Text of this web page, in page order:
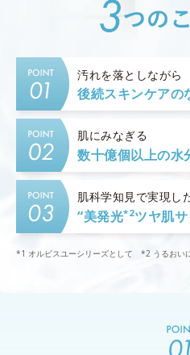
汚れを落としながら
後続スキンケアの
肌にみなぎる
数十億個以上の水
肌科学知見で実現し
“美発光*2ツヤ肌
*1 オルビスユーシリーズとして *2 うるおい